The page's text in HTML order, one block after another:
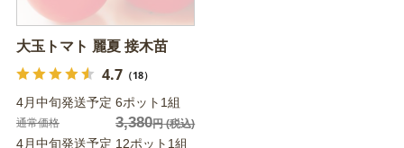
大玉トマト 麗夏 接木苗
4.7（18）
4月中旬発送予定 6ポット1組
通常価格 3,380円(税込)
4月中旬発送予定 12ポット1組